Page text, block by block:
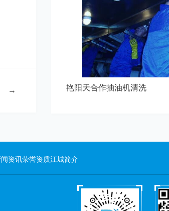
→ 艳阳天合作抽油机清洗
闻资讯荣誉资质江城简介